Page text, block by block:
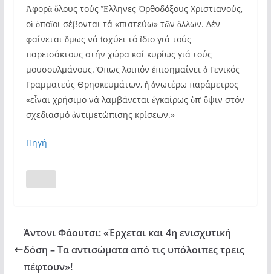
Ἀφορᾶ ὅλους τούς Ἕλληνες Ὀρθοδόξους Χριστιανούς,
οἱ ὁποῖοι σέβονται τά «πιστεύω» τῶν ἄλλων. Δέν
φαίνεται ὅμως νά ἰσχύει τό ἴδιο γιά τούς
παρεισάκτους στήν χώρα καί κυρίως γιά τούς
μουσουλμάνους. Ὅπως λοιπόν ἐπισημαίνει ὁ Γενικός
Γραμματεύς Θρησκευμάτων, ἡ ἀνωτέρω παράμετρος
«εἶναι χρήσιμο νά λαμβάνεται ἐγκαίρως ὑπ’ ὄψιν στόν
σχεδιασμό ἀντιμετώπισης κρίσεων.»
Πηγή
Άντονι Φάουτσι: «Έρχεται και 4η ενισχυτική
δόση – Τα αντισώματα από τις υπόλοιπες τρεις
πέφτουν»!